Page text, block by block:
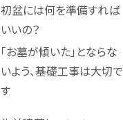
初盆には何を準備すれば
いいの？
「お墓が傾いた」とならな
いよう、基礎工事は大切で
す